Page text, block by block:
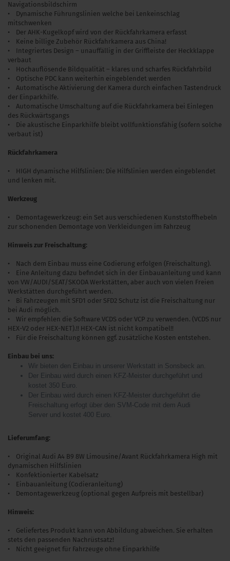
Navigationsbildschirm
• Dynamische Führungslinien welche bei Lenkeinschlag
mitschwenken
• Der AHK-Kugelkopf wird von der Rückfahrkamera erfasst
• Keine billige Zubehör Rückfahrkamera aus China!
• Integriertes Design – unauffällig in der Griffleiste der Heckklappe
verbaut
• Hochauflösende Bildqualität – klares und scharfes Rückfahrbild
• Optische PDC kann weiterhin eingeblendet werden
• Automatische Aktivierung der Kamera durch einfachen Tastendruck
der Einparkhilfe.
• Automatische Umschaltung auf die Rückfahrkamera bei Einlegen
des Rückwärtsgangs
• Die akustische Einparkhilfe bleibt vollfunktionsfähig (sofern solche
verbaut ist)
Rückfahrkamera
• HIGH dynamische Hilfslinien: Die Hilfslinien werden eingeblendet
und lenken mit.
Werkzeug
• Demontagewerkzeug: ein Set aus verschiedenen Kunststoffhebeln
zur schonenden Demontage von Verkleidungen im Fahrzeug
Hinweis zur Freischaltung:
• Nach dem Einbau muss eine Codierung erfolgen (Freischaltung).
• Eine Anleitung dazu befindet sich in der Einbauanleitung und kann
von VW/AUDI/SEAT/SKODA Werkstätten, aber auch von vielen Freien
Werkstätten durchgeführt werden.
• Bi Fahrzeugen mit SFD1 oder SFD2 Schutz ist die Freischaltung nur
bei Audi möglich.
• Wir empfehlen die Software VCDS oder VCP zu verwenden. (VCDS nur
HEX-V2 oder HEX-NET).!! HEX-CAN ist nicht kompatibel!!
• Für die Freischaltung können ggf. zusätzliche Kosten entstehen.
Einbau bei uns:
Wir bieten den Einbau in unserer Werkstatt in Sonsbeck an.
Der Einbau wird durch einen KFZ-Meister durchgeführt und
kostet 350 Euro.
Der Einbau wird durch einen KFZ-Meister durchgeführt die
Freischaltung erfogt über den SVM-Code mit dem Audi
Server und kostet 400 Euro.
Lieferumfang:
• Original Audi A4 B9 8W Limousine/Avant Rückfahrkamera High mit
dynamischen Hilfslinien
• Konfektionierter Kabelsatz
• Einbauanleitung (Codieranleitung)
• Demontagewerkzeug (optional gegen Aufpreis mit bestellbar)
Hinweis:
• Geliefertes Produkt kann von Abbildung abweichen. Sie erhalten
stets den passenden Nachrüstsatz!
• Nicht geeignet für Fahrzeuge ohne Einparkhilfe